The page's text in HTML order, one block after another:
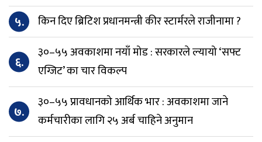
५. किन दिए ब्रिटिश प्रधानमन्त्री कीर स्टार्मरले राजीनामा ?
६.
३०–५५ अवकाशमा नयाँ मोड : सरकारले ल्यायो ‘सफ्ट
एग्जिट’ का चार विकल्प
७.
३०–५५ प्रावधानको आर्थिक भार : अवकाशमा जाने
कर्मचारीका लागि २५ अर्ब चाहिने अनुमान